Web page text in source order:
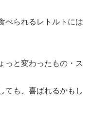
べられるレトルトには
っと変わったもの・ス
ても、喜ばれるかもし